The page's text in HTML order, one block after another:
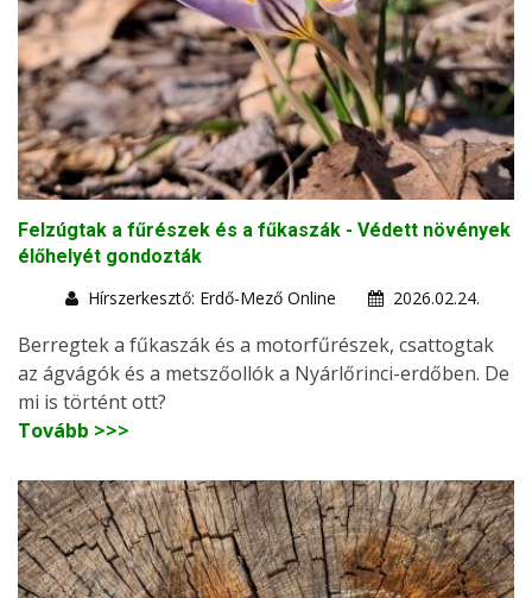
Felzúgtak a fűrészek és a fűkaszák - Védett növények
élőhelyét gondozták
Hírszerkesztő: Erdő-Mező Online
2026.02.24.
Berregtek a fűkaszák és a motorfűrészek, csattogtak
az ágvágók és a metszőollók a Nyárlőrinci-erdőben. De
mi is történt ott?
Tovább >>>